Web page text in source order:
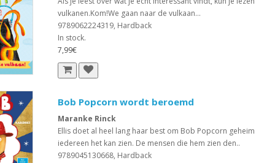
vulkanen.Kom!We gaan naar de vulkaan...
9789062224319, Hardback
In stock.
7,99€
Bob Popcorn wordt beroemd
Maranke Rinck
Ellis doet al heel lang haar best om Bob Popcorn
iedereen het kan zien. De mensen die hem zien den..
9789045130668, Hardback